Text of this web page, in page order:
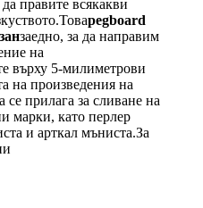
правите всякакви
pegboard
заедно, за да направим
на
върху 5-милиметрови
на произведения на
прилага за сливане на
марки, като перлер
и арткал мъниста.За